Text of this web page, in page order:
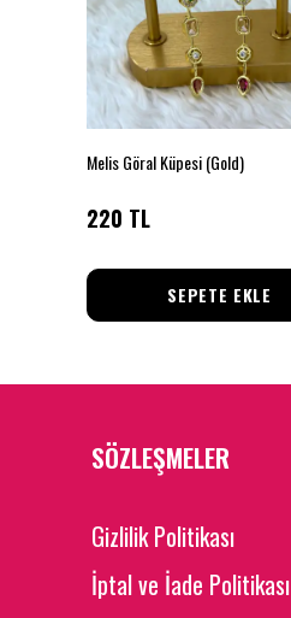
Melis Göral Küpesi (Gold)
220 TL
SEPETE EKLE
SÖZLEŞMELER
Gizlilik Politikası
İptal ve İade Politikası